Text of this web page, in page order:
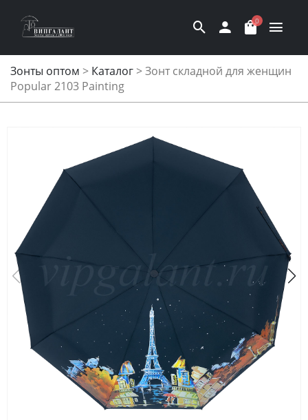
0
Зонты оптом > Каталог>Зонт складной для женщин
Popular 2103 Painting